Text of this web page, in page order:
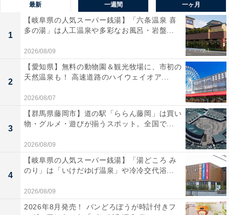
最新 一週間 一ヶ月
1
【岐阜県の人気スーパー銭湯】「六条温泉 喜
多の湯」は人工温泉や多彩なお風呂・岩盤...
2026/08/09
2
【愛知県】無料の動物園＆観光牧場に、市初の
天然温泉も！ 高速道路のハイウェイオア...
2026/08/07
3
【群馬県藤岡市】道の駅「ららん藤岡」は買い
物・グルメ・遊びが揃うスポット。全国で...
2026/08/09
4
【岐阜県の人気スーパー銭湯】「湯どころ み
のり」は「いけだゆげ温泉」や冷冷交代浴...
2026/08/09
2026年8月発売！ パンどろぼうが時計付きフ